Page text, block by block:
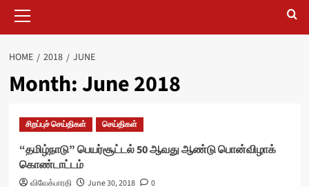
Menu
HOME 2018 JUNE
Month:June 2018
சிறப்புச் செய்திகள் செய்திகள்
“தமிழ்நாடு” பெயர்சூட்டல் 50 ஆவது ஆண்டு பொன்விழாக்
கொண்டாட்டம்
விவேக்பாரதி June 30, 2018 0